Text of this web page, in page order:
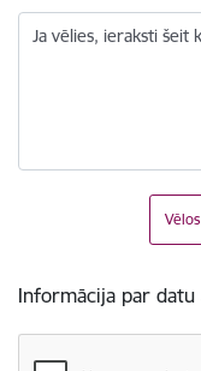
Ja vēlies, ieraksti šeit
Informācija par datu